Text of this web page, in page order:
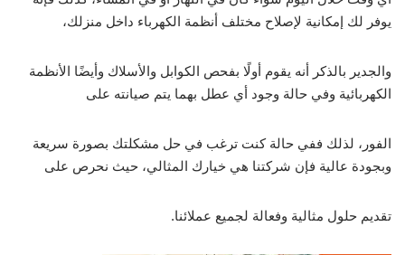
يوفر لك إمكانية لإصلاح مختلف أنظمة الكهرباء داخل منزلك،
والجدير بالذكر أنه يقوم أولًا بفحص الكوابل والأسلاك وأيضًا الأنظمة
الكهربائية وفي حالة وجود أي عطل بهما يتم صيانته على
الفور، لذلك ففي حالة كنت ترغب في حل مشكلتك بصورة سريعة
وبجودة عالية فإن شركتنا هي خيارك المثالي، حيث نحرص على
تقديم حلول مثالية وفعالة لجميع عملائنا.